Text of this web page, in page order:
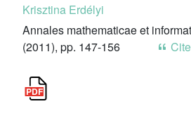
Krisztina Erdélyi
Annales mathematicae et
(2011), pp. 147-156